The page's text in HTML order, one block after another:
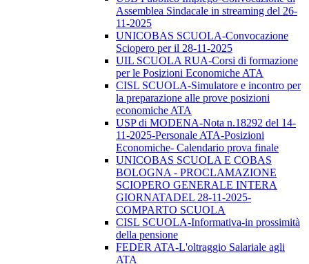
Assemblea Sindacale in streaming del 26-
11-2025
UNICOBAS SCUOLA-Convocazione
Sciopero per il 28-11-2025
UIL SCUOLA RUA-Corsi di formazione
per le Posizioni Economiche ATA
CISL SCUOLA-Simulatore e incontro per
la preparazione alle prove posizioni
economiche ATA
USP di MODENA-Nota n.18292 del 14-
11-2025-Personale ATA-Posizioni
Economiche- Calendario prova finale
UNICOBAS SCUOLA E COBAS
BOLOGNA - PROCLAMAZIONE
SCIOPERO GENERALE INTERA
GIORNATADEL 28-11-2025-
COMPARTO SCUOLA
CISL SCUOLA-Informativa-in prossimità
della pensione
FEDER ATA-L'oltraggio Salariale agli
ATA